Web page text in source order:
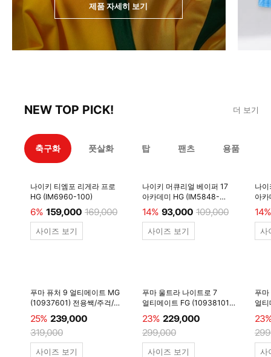
제품 자세히 보기
NEW TOP PICK! 더 보기
축구화 풋살화 탑 팬츠 용품
나이키 티엠포 리게라 프로
HG (IM6960-100)
6% 159,000 169,000
사이즈 보기
나이키 머큐리얼 베이퍼 17
아카데미 HG (IM5848-
600)
14% 93,000 109,000
사이즈 보기
나
아
14%
사
푸마 퓨처 9 얼티메이트 MG
(10937601) 전용쌕/주걱/
양말 #
25% 239,000
319,000
사이즈 보기
푸마 울트라 나이트로 7
얼티메이트 FG (10938101)
전용쌕/주걱/양말 #
23% 229,000
299,000
사이즈 보기
푸
얼
전
사